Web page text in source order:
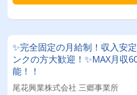
✨完全固定の月給制！収入安
ンクの方大歓迎！✨MAX月収
能！！
尾花興業株式会社 三郷事業所